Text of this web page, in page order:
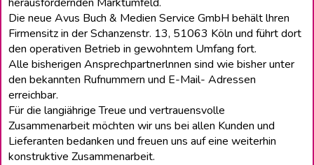
Die neue Avus Buch & Medien Service GmbH behält lhren
Firmensitz in der Schanzenstr. 13, 51063 Köln und führt dort
den operativen Betrieb in gewohntem Umfang fort.
Alle bisherigen Ansprechpartnerlnnen sind wie bisher unter
den bekannten Rufnummern und E-Mail- Adressen
erreichbar.
Für die langiährige Treue und vertrauensvolle
Zusammenarbeit möchten wir uns bei allen Kunden und
Lieferanten bedanken und freuen uns auf eine weiterhin
konstruktive Zusammenarbeit.